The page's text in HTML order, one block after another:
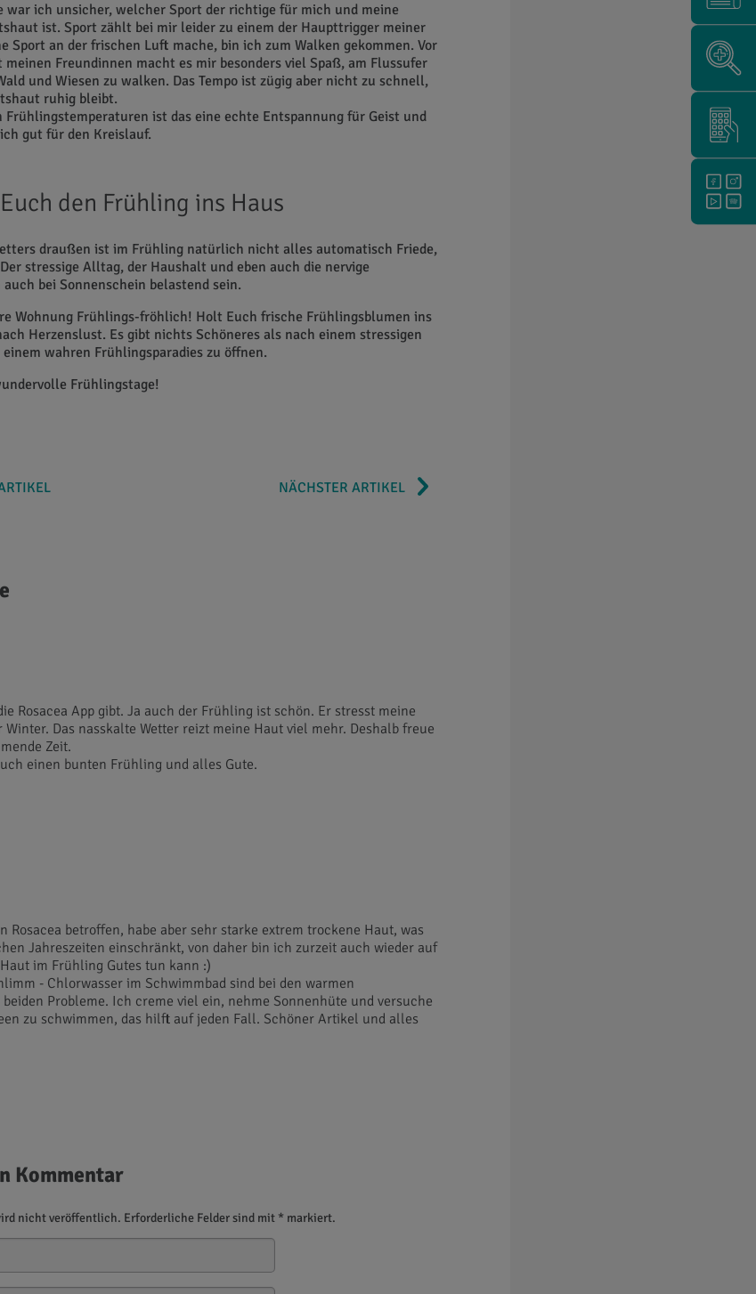
war ich unsicher, welcher Sport der richtige für mich und meine
ist. Sport zählt bei mir leider zu einem der Haupttrigger meiner
Sport an der frischen Luft mache, bin ich zum Walken gekommen. Vor
Freundinnen macht es mir besonders viel Spaß, am Flussufer
und Wiesen zu walken. Das Tempo ist zügig aber nicht zu schnell,
ruhig bleibt.
Frühlingstemperaturen ist das eine echte Entspannung für Geist und
gut für den Kreislauf.
den Frühling ins Haus
draußen ist im Frühling natürlich nicht alles automatisch Friede,
stressige Alltag, der Haushalt und eben auch die nervige
bei Sonnenschein belastend sein.
Wohnung Frühlings-fröhlich! Holt Euch frische Frühlingsblumen ins
Herzenslust. Es gibt nichts Schöneres als nach einem stressigen
wahren Frühlingsparadies zu öffnen.
Frühlingstage!
NÄCHSTER ARTIKEL
Rosacea App gibt. Ja auch der Frühling ist schön. Er stresst meine
Das nasskalte Wetter reizt meine Haut viel mehr. Deshalb freue
Zeit.
einen bunten Frühling und alles Gute.
Rosacea betroffen, habe aber sehr starke extrem trockene Haut, was
Jahreszeiten einschränkt, von daher bin ich zurzeit auch wieder auf
im Frühling Gutes tun kann :)
- Chlorwasser im Schwimmbad sind bei den warmen
Probleme. Ich creme viel ein, nehme Sonnenhüte und versuche
zu schwimmen, das hilft auf jeden Fall. Schöner Artikel und alles
Kommentar
nicht veröffentlich. Erforderliche Felder sind mit * markiert.